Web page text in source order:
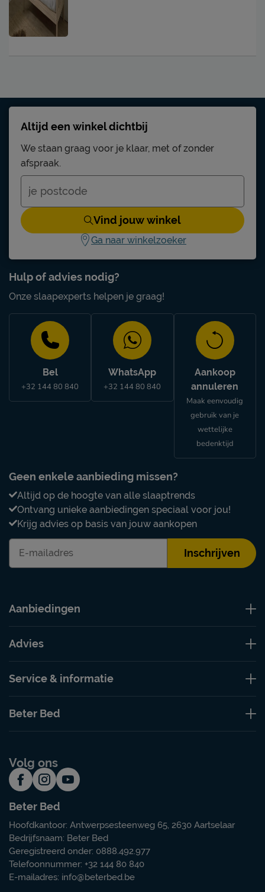
Hulp of advies nodig?
Onze slaapexperts helpen je graag!
Bel
+32 144 80 840
WhatsApp
+32 144 80 840
Aankoop
annuleren
Maak eenvoudig
gebruik van je
wettelijke
bedenktijd
Geen enkele aanbieding missen?
Altijd op de hoogte van alle slaaptrends
Ontvang unieke aanbiedingen speciaal voor jou!
Krijg advies op basis van jouw aankopen
Inschrijven
Altijd een winkel dichtbij
We staan graag voor je klaar, met of zonder
afspraak.
Vind jouw winkel
Ga naar winkelzoeker
Aanbiedingen
Advies
Service & informatie
Beter Bed
Volg ons
Beter Bed
Hoofdkantoor: Antwerpsesteenweg 65, 2630 Aartselaar
Bedrijfsnaam: Beter Bed
Geregistreerd onder: 0888.492.977
Telefoonnummer: +32 144 80 840
E-mailadres: info@beterbed.be